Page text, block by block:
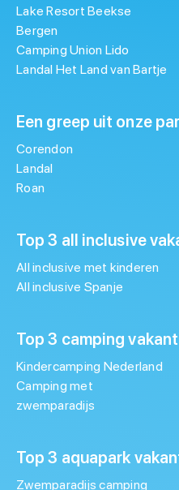
Lake Resort Beekse
Bergen
Camping Union Lido
Landal Het Land van Bartje
Een greep uit onze
Corendon
Landal
Roan
Top 3 all inclusive
All inclusive met kinderen
All inclusive Spanje
Top 3 camping
Kindercamping Nederland
Camping met
zwemparadijs
Top 3 aquapark
Zwemparadijs camping